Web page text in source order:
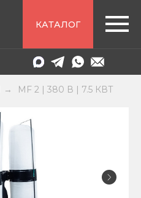
КАТАЛОГ
→ MF 2 | 380 В | 7.5 КВТ